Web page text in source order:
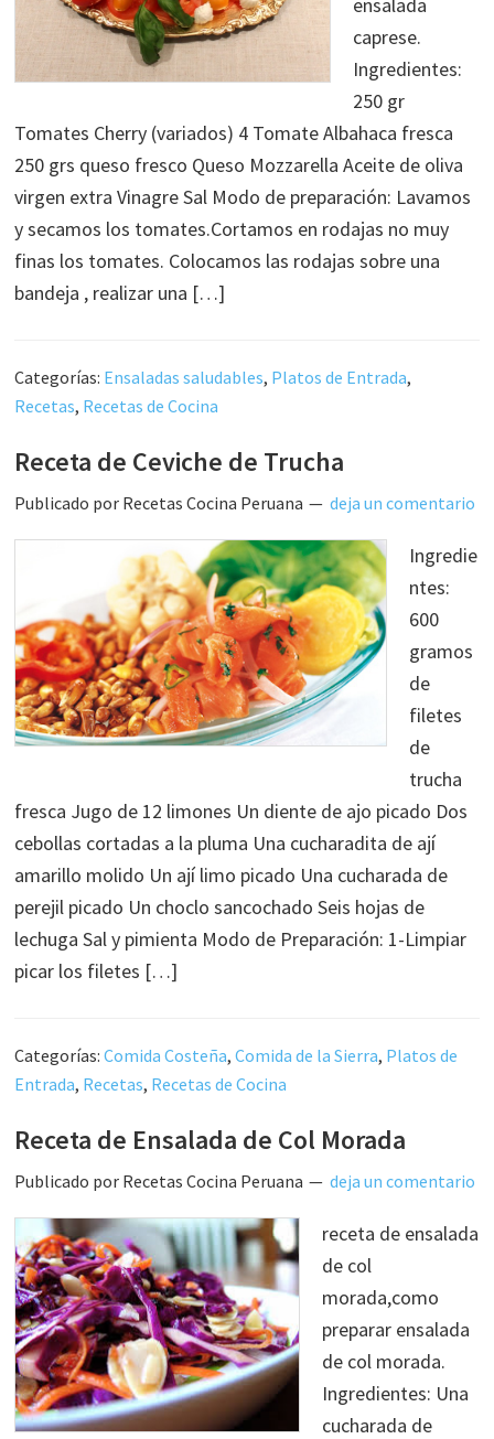
caprese.
Ingredientes:
250 gr
Tomates Cherry (variados) 4 Tomate Albahaca fresca
250 grs queso fresco Queso Mozzarella Aceite de oliva
virgen extra Vinagre Sal Modo de preparación: Lavamos
y secamos los tomates.Cortamos en rodajas no muy
finas los tomates. Colocamos las rodajas sobre una
bandeja , realizar una […]
Categorías: Ensaladas saludables, Platos de Entrada,
Recetas, Recetas de Cocina
Receta de Ceviche de Trucha
Publicado por Recetas Cocina Peruana deja un comentario
Ingredie
ntes:
600
gramos
de
filetes
de
trucha
fresca Jugo de 12 limones Un diente de ajo picado Dos
cebollas cortadas a la pluma Una cucharadita de ají
amarillo molido Un ají limo picado Una cucharada de
perejil picado Un choclo sancochado Seis hojas de
lechuga Sal y pimienta Modo de Preparación: 1-Limpiar
picar los filetes […]
Categorías:Comida Costeña,Comida de la Sierra, Platos de
Entrada, Recetas, Recetas de Cocina
Receta de Ensalada de Col Morada
Publicado por Recetas Cocina Peruana deja un comentario
receta de ensalada
de col
morada,como
preparar ensalada
de col morada.
Ingredientes: Una
cucharada de